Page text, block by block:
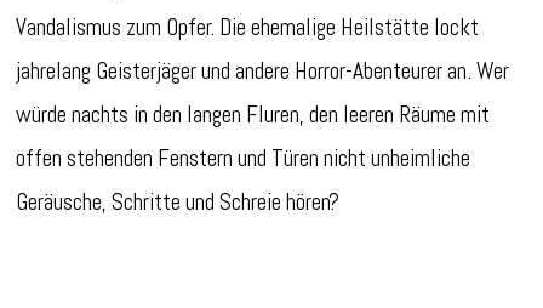
Vandalismus zum Opfer. Die ehemalige Heilstätte lockt
jahrelang Geisterjäger und andere Horror-Abenteurer an. Wer
würde nachts in den langen Fluren, den leeren Räume mit
offen stehenden Fenstern und Türen nicht unheimliche
Geräusche, Schritte und Schreie hören?